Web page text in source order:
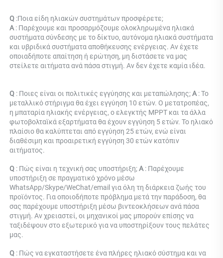
Q :Ποια είδη ηλιακών συστημάτων προσφέρετε;
Α : Παρέχουμε και προσαρμόζουμε ολοκληρωμένα ηλιακά
συστήματα σύνδεσης με το δίκτυο, αυτόνομα ηλιακά συστήματα
και υβριδικά συστήματα αποθήκευσης ενέργειας. Αν έχετε
οποιαδήποτε απαίτηση ή ερώτηση, μη διστάσετε να μας
στείλετε αιτήματα ανά πάσα στιγμή. Αν δεν έχετε καμία ιδέα.
Q : Ποιες είναι οι πολιτικές εγγύησης και μεταπώλησης; Α : Το
μεταλλικό στήριγμα θα έχει εγγύηση 10 ετών. Ο μετατροπέας,
η μπαταρία ηλιακής ενέργειας, ο ελεγκτής MPPT και τα άλλα
φωτοβολταϊκά εξαρτήματα θα έχουν εγγύηση 5 ετών. Το ηλιακό
πλαίσιο θα καλύπτεται από εγγύηση 25 ετών, ενώ είναι
διαθέσιμη και προαιρετική εγγύηση 30 ετών κατόπιν
αιτήματος.
Q : Πώς είναι η τεχνική σας υποστήριξη; Α : Παρέχουμε
υποστήριξη σε πραγματικό χρόνο μέσω
WhatsApp/Skype/WeChat/email για όλη τη διάρκεια ζωής του
προϊόντος. Για οποιοδήποτε πρόβλημα μετά την παράδοση, θα
σας παρέχουμε υποστήριξη μέσω βιντεοκλήσεων ανά πάσα
στιγμή. Αν χρειαστεί, οι μηχανικοί μας μπορούν επίσης να
ταξιδέψουν στο εξωτερικό για να υποστηρίξουν τους πελάτες
μας.
Q : Πώς να εγκαταστήσετε ένα πλήρες ηλιακό σύστημα και να